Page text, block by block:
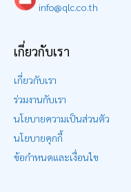
info@qlc.co.th
เกี่ยวกับเรา
เกี่ยวกับเรา
ร่วมงานกับเรา
นโยบายความเป็นส่วนตัว
นโยบายคุกกี้
ข้อกำหนดและเงื่อนไข